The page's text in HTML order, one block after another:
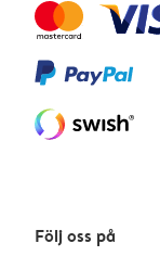
Följ oss på